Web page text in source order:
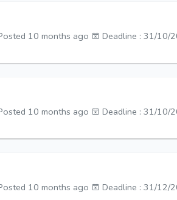
10 months ago Deadline : 31/10/
10 months ago Deadline : 31/10/
10 months ago Deadline : 31/12/